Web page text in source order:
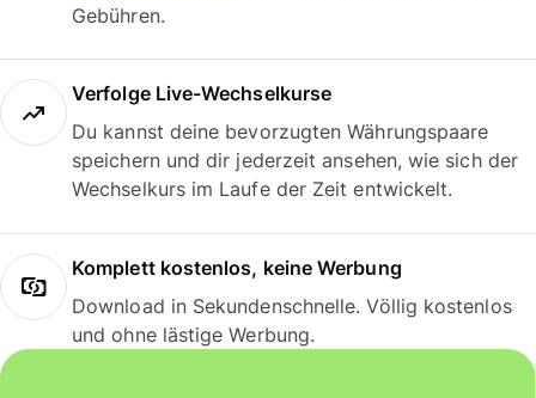
Gebühren.
Verfolge Live-Wechselkurse
Du kannst deine bevorzugten Währungspaare
speichern und dir jederzeit ansehen, wie sich der
Wechselkurs im Laufe der Zeit entwickelt.
Komplett kostenlos, keine Werbung
Download in Sekundenschnelle. Völlig kostenlos
und ohne lästige Werbung.